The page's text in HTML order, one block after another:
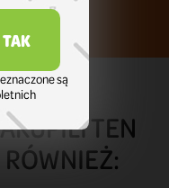
TEN
TAK
są